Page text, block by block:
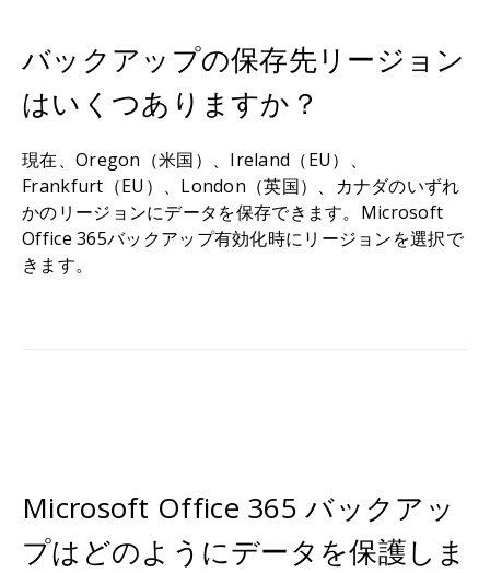
バックアップの保存先リージョン
はいくつありますか？
現在、Oregon（米国）、Ireland（EU）、
Frankfurt（EU）、London（英国）、カナダのいずれ
かのリージョンにデータを保存できます。Microsoft
Office 365バックアップ有効化時にリージョンを選択で
きます。
Microsoft Office 365 バックアッ
プはどのようにデータを保護しま